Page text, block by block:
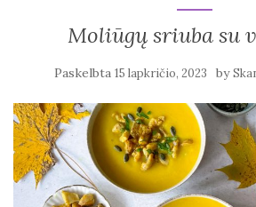
Moliūgų sriuba su
Paskelbta 15 lapkričio, 2023 by